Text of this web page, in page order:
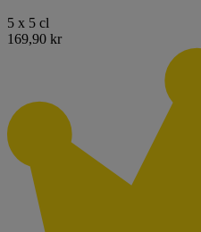
5 x 5 cl
169,90 kr